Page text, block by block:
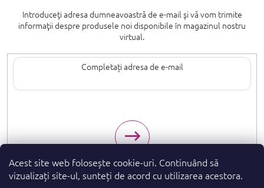
Acest site web folosește cookie-uri. Continuând să
vizualizați site-ul, sunteți de acord cu utilizarea acestora.
Introduceţi adresa dumneavoastră de e-mail şi vă vom trimite
informaţii despre produsele noi disponibile în magazinul nostru
virtual.